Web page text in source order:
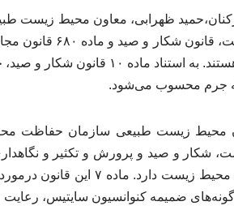
ظهرابی، معاون محیط زیست
حفاظت و بهسازی
و خرید و فروش حیات وحش هستند.
جرم محسوب می‌شود.
شکار و صید و پرورش و تکثیر و
نیاز به مجوز سازمان حفاظت
ضمیمه کنوانسیون سایتیس، رعایت